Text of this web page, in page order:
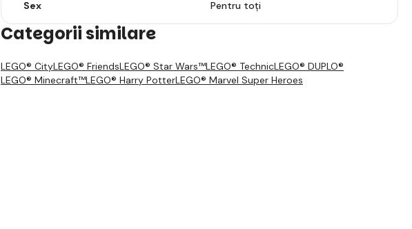
Sex Pentru toți
Categorii similare
LEGO® CityLEGO® FriendsLEGO® Star Wars™LEGO® TechnicLEGO® DUPLO®
LEGO® Minecraft™LEGO® Harry PotterLEGO® Marvel Super Heroes